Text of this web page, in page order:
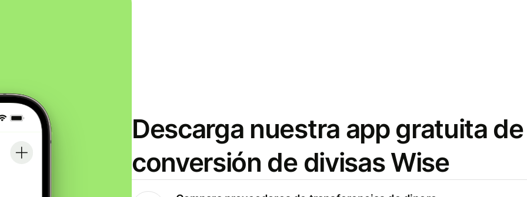
Descarga nuestra app gratuita de
conversión de divisas Wise